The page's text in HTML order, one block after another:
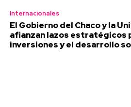
Internacionales
El Gobierno del Chaco y la
afianzan lazos estratégicos
inversiones y el desarrollo